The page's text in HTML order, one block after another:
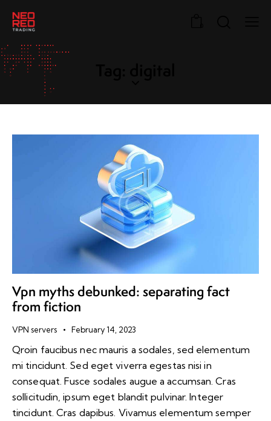
Vpn myths debunked: separating fact
from fiction
VPN servers February 14, 2023
Qroin faucibus nec mauris a sodales, sed elementum
mi tincidunt. Sed eget viverra egestas nisi in
consequat. Fusce sodales augue a accumsan. Cras
sollicitudin, ipsum eget blandit pulvinar. Integer
tincidunt. Cras dapibus. Vivamus elementum semper